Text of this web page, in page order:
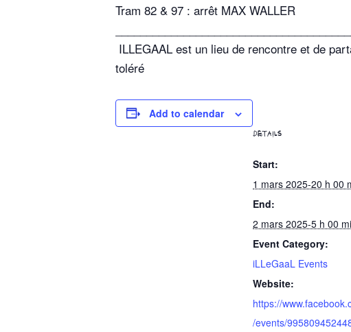
Tram 82 & 97 : arrêt MAX WALLER
ILLEGAAL est un lieu de rencontre et de
toléré
Add to calendar
DETAILS
Start:
1 mars 2025-20 h 00
End:
2 mars 2025-5 h 00
Event Category:
iLLeGaaL Events
Website:
https://
/events/